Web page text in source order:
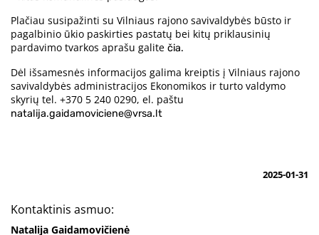
Plačiau susipažinti su Vilniaus rajono savivaldybės būsto ir
pagalbinio ūkio paskirties pastatų bei kitų priklausinių
pardavimo tvarkos aprašu galite čia.
Dėl išsamesnės informacijos galima kreiptis į Vilniaus rajono
savivaldybės administracijos Ekonomikos ir turto valdymo
skyrių tel. +370 5 240 0290, el. paštu
natalija.gaidamoviciene@vrsa.lt
2025-01-31
Kontaktinis asmuo:
Natalija Gaidamovičienė